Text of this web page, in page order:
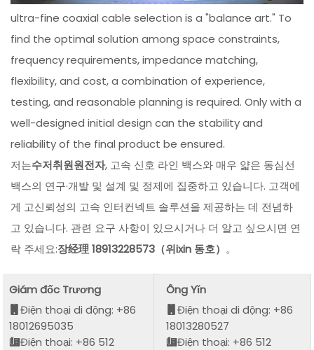
ultra-fine coaxial cable selection is a "balance art." To
find the optimal solution among space constraints,
frequency requirements, impedance matching,
flexibility, and cost, a combination of experience,
testing, and reasonable planning is required. Only with a
well-designed initial design can the stability and
reliability of the final product be ensured.
저는수저취원원전자, 고속 신호 라인 백스와 매우 얇은 동심선
백스의 연구·개발 및 설계 및 정제에 집중하고 있습니다. 고객에
게 고신뢰성의 고속 인터컨넥트 솔루션을 제공하는 데 전념하
고 있습니다. 관련 요구 사항이 있으시거나 더 알고 싶으시면 연
락 주세요:장经理 18913228573（위ixin 동호） 。
Giám đốc Trương
Điện thoại di động: +86
18012695035
Điện thoại: +86 512
Ông Yǐn
Điện thoại di động: +86
18013280527
Điện thoại: +86 512